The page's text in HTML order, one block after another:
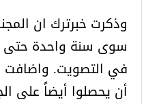
وذكرت خبرترك ان
سوى سنة واحدة حتى
في التصويت. واضافت
أن يحصلوا أيضاً على